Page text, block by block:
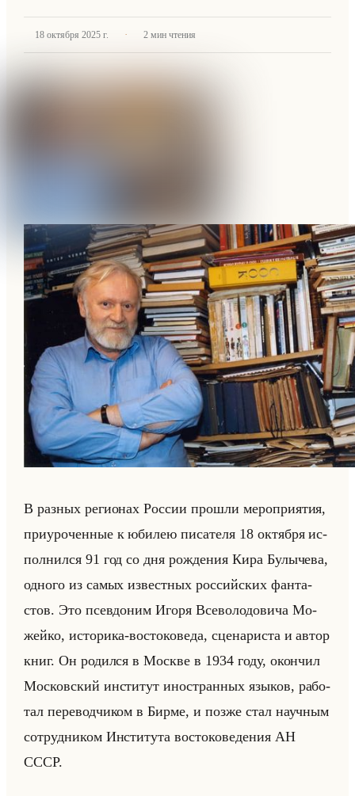
18 октября 2025 г. · 2 мин чтения
В раз­ных ре­ги­онах Рос­сии про­шли ме­ро­при­ятия,
при­уро­чен­ные к юби­лею пи­са­те­ля 18 ок­тяб­ря ис­
пол­нил­ся 91 год со дня рож­де­ния Кира Булы­че­ва,
од­но­го из самых из­вест­ных рос­сийских фан­та­
стов. Это псев­до­ним Игоря Все­во­ло­до­ви­ча Мо­
жейко, ис­то­ри­ка-во­сто­ко­ве­да, сце­на­ри­ста и автор
книг. Он ро­дил­ся в Москве в 1934 году, окон­чил
Мос­ков­ский ин­сти­тут ино­стран­ных язы­ков, ра­бо­
тал пе­ре­вод­чи­ком в Бирме, и позже стал на­уч­ным
со­труд­ни­ком Ин­сти­ту­та во­сто­ко­ве­де­ния АН
СССР.